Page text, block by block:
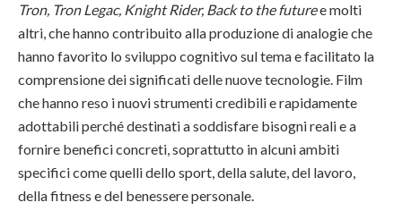
Tron, Tron Legac, Knight Rider, Back to the futuree molti
altri, che hanno contribuito alla produzione di analogie che
hanno favorito lo sviluppo cognitivo sul tema e facilitato la
comprensione dei significati delle nuove tecnologie. Film
che hanno reso i nuovi strumenti credibili e rapidamente
adottabili perché destinati a soddisfare bisogni reali e a
fornire benefici concreti, soprattutto in alcuni ambiti
specifici come quelli dello sport, della salute, del lavoro,
della fitness e del benessere personale.